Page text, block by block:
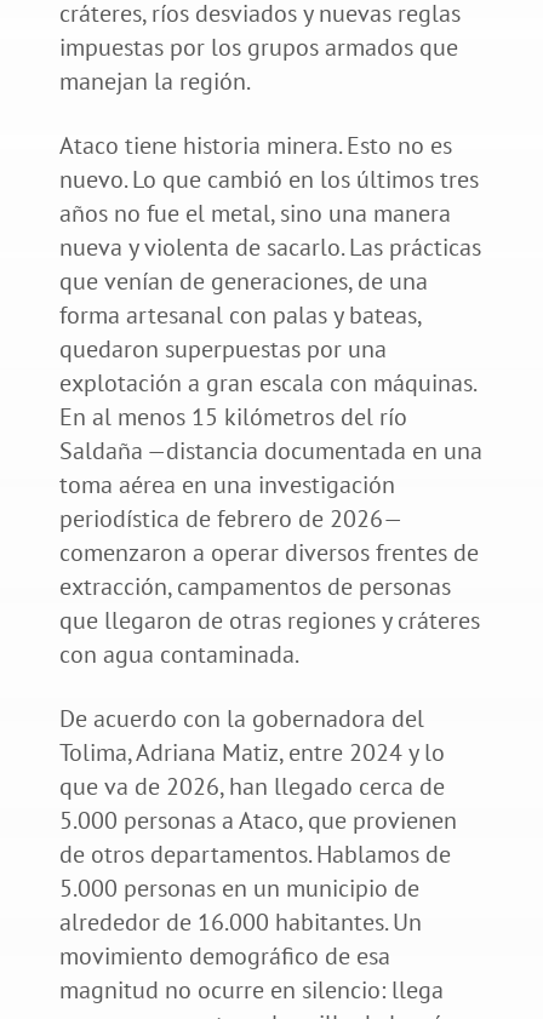
cráteres, ríos desviados y nuevas reglas
impuestas por los grupos armados que
manejan la región.
Ataco tiene historia minera. Esto no es
nuevo. Lo que cambió en los últimos tres
años no fue el metal, sino una manera
nueva y violenta de sacarlo. Las prácticas
que venían de generaciones, de una
forma artesanal con palas y bateas,
quedaron superpuestas por una
explotación a gran escala con máquinas.
En al menos 15 kilómetros del río
Saldaña —distancia documentada en una
toma aérea en una investigación
periodística de febrero de 2026—
comenzaron a operar diversos frentes de
extracción, campamentos de personas
que llegaron de otras regiones y cráteres
con agua contaminada.
De acuerdo con la gobernadora del
Tolima, Adriana Matiz, entre 2024 y lo
que va de 2026, han llegado cerca de
5.000 personas a Ataco, que provienen
de otros departamentos. Hablamos de
5.000 personas en un municipio de
alrededor de 16.000 habitantes. Un
movimiento demográfico de esa
magnitud no ocurre en silencio: llega